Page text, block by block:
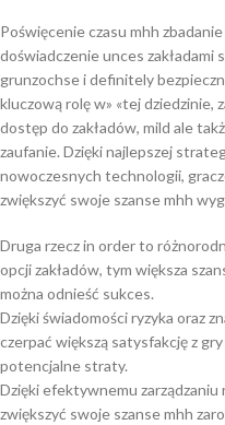
Poświęcenie czasu mhh
doświadczenie unces
grunzochse i definitely
kluczową rolę w» «tej dziedzinie,
dostęp do zakładów, mild ale
zaufanie. Dzięki najlepszej
nowoczesnych technologii,
zwiększyć swoje szanse mhh
Druga rzecz in order to
opcji zakładów, tym większa
można odnieść sukces.
Dzięki świadomości ryzyka oraz
czerpać większą satysfakcję z
potencjalne straty.
Dzięki efektywnemu
zwiększyć swoje szanse mhh